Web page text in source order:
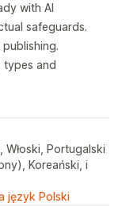
with AI
safeguards.
types and
Włoski, Portugalski
Koreański, i
język Polski